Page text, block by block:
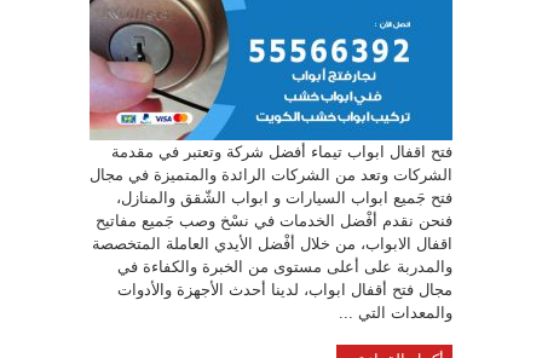
فتح اقفال ابواب تيماء أفضل شركة وتعتبر في مقدمة
الشركات وتعد من الشركات الرائدة والمتميزة في مجال
فتح جَميع ابواب السيارات و ابواب الشّقق والمنازل،
فنحن نقدم أفْضل الخدمات في نسْخ وصب جَميع مفاتيح
اقفال الابواب، من خلال أفْضل الأيدي العاملة المتخصصة
والمدربة على أعلى مستوى من الخبرة والكفاءة في
مجال فتح أقفال ابواب، لدينا أحدث الأجهزة والأدوات
والمعدات التي ...